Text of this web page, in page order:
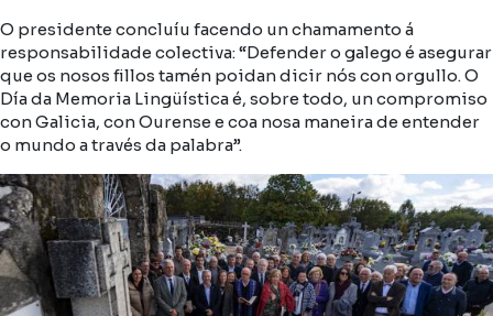
O presidente concluíu facendo un chamamento á
responsabilidade colectiva: “Defender o galego é asegurar
que os nosos fillos tamén poidan dicir nós con orgullo. O
Día da Memoria Lingüística é, sobre todo, un compromiso
con Galicia, con Ourense e coa nosa maneira de entender
o mundo a través da palabra”.